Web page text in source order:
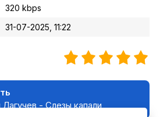
320 kbps
31-07-2025, 11:22
Лагучев - Слезы капали